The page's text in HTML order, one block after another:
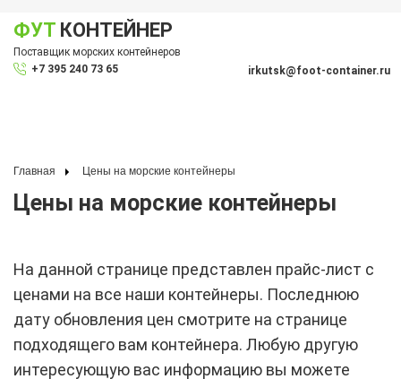
ФУТ КОНТЕЙНЕР
Поставщик морских контейнеров
+7 395 240 73 65
irkutsk@foot-container.ru
Главная Цены на морские контейнеры
Цены на морские контейнеры
На данной странице представлен прайс-лист с
ценами на все наши контейнеры. Последнюю
дату обновления цен смотрите на странице
подходящего вам контейнера. Любую другую
интересующую вас информацию вы можете
меню